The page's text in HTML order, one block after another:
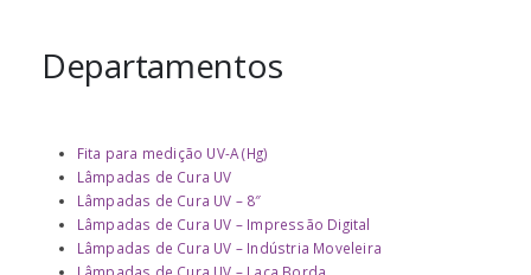
Departamentos
Fita para medição UV-A (Hg)
Lâmpadas de Cura UV
Lâmpadas de Cura UV – 8″
Lâmpadas de Cura UV – Impressão Digital
Lâmpadas de Cura UV – Indústria Moveleira